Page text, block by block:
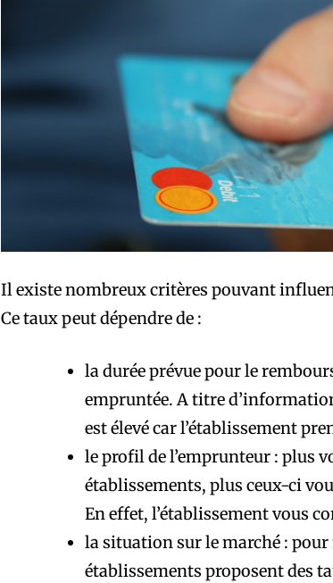
Il existe nombreux critères pouvant
Ce taux peut dépendre de :
la durée prévue pour le
empruntée. A titre
est élevé car l’établissement
le profil de l’emprunteur : plus
établissements, plus ceux-ci
En effet, l’établissement vous
la situation sur le marché :
établissements proposent des